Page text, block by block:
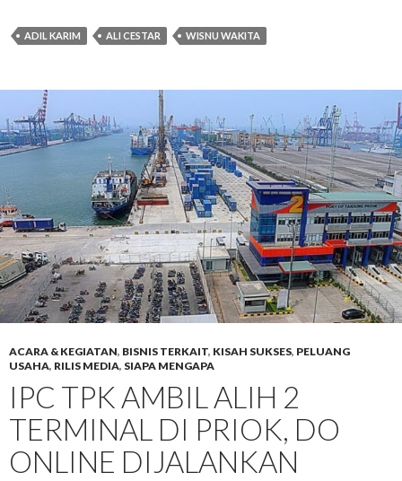
ADIL KARIM ALI CESTAR WISNU WAKITA
ACARA & KEGIATAN, BISNIS TERKAIT, KISAH SUKSES, PELUANG
USAHA, RILIS MEDIA, SIAPA MENGAPA
IPC TPK AMBIL ALIH 2
TERMINAL DI PRIOK, DO
ONLINE DIJALANKAN